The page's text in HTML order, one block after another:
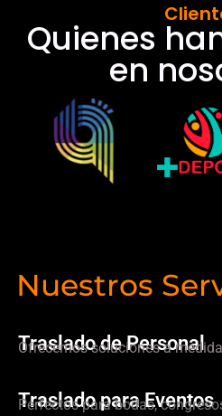
Quienes
en
Nuestros
Traslado de Personal
Ofrecemos soluciones a
Traslado para Eventos
Perfectos para bodas,